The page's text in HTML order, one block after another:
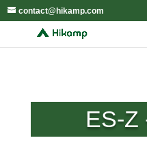
contact@hikamp.com
ES-Z